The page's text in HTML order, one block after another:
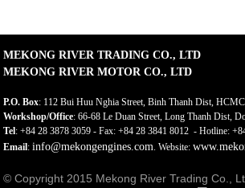
MEKONG RIVER TRADING CO., LTD
MEKONG RIVER MOTOR CO., LTD
P.O. Box: 112 Bui Huu Nghia Street, Binh Thanh Dist,
Workshop/Office: 66-68 Le Duan Street, Long Thanh Dist,
Tel: +84 28 3878 3059 - Fax: +84 28 3841 8012 - Hotline:
Email:info@mekongengines.com . Website:
© Copyright 2015 Mekong River Trading Co.,